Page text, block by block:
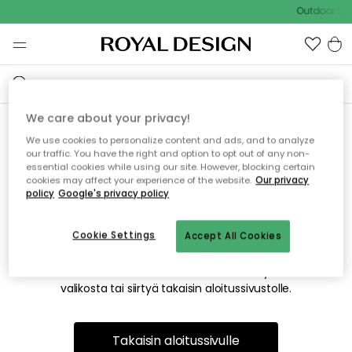
Outdoor
Emme valitettavasti löydä
etsimääsi sivua
Tämä voi johtua siitä, että sivua ei enää ole tai siitä, että se
on siirretty muualle. Pahoittelemme tästä mahdollisesti
valikosta tai siirtyä takaisin aloitussivustolle.
Takaisin aloitussivulle
We care about your privacy!
We use cookies to personalize content and ads, and to analyze
our traffic. You have the right and option to opt out of any non-
essential cookies while using our site. However, blocking certain
cookies may affect your experience of the website. Our privacy
policy Google's privacy policy
Accept All Cookies
Cookie Settings